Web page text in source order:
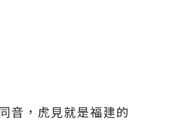
音，虎見就是福建的